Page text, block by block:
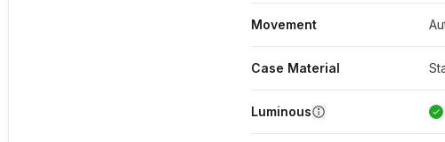
Movement
Case Material
Luminous